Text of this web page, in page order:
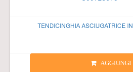
TENDICINGHIA ASCIUGATRICE
AGGIUNGI